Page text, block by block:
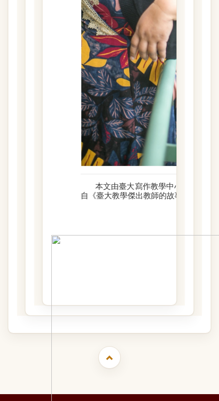
本文由臺大寫作教學中心同仁共同
自《臺大教學傑出教師的故事》及寫作